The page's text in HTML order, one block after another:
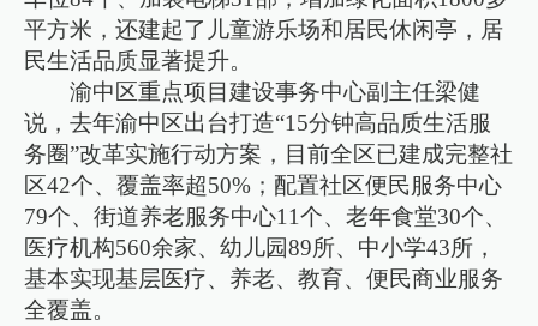
平方米，还建起了儿童游乐场和居民休闲亭，居
民生活品质显著提升。
渝中区重点项目建设事务中心副主任梁健
说，去年渝中区出台打造“15分钟高品质生活服
务圈”改革实施行动方案，目前全区已建成完整社
区42个、覆盖率超50%；配置社区便民服务中心
79个、街道养老服务中心11个、老年食堂30个、
医疗机构560余家、幼儿园89所、中小学43所，
基本实现基层医疗、养老、教育、便民商业服务
全覆盖。